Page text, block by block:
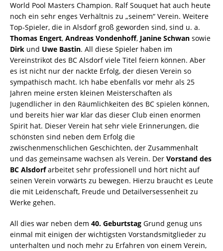
World Pool Masters Champion. Ralf Souquet hat auch heute
noch ein sehr enges Verhältnis zu „seinem“ Verein. Weitere
Top-Spieler, die in Alsdorf groß geworden sind, sind u. a.
Thomas Engert, Andreas Vondenhoff, Janine Schwan sowie
Dirk und Uwe Bastin. All diese Spieler haben im
Vereinstrikot des BC Alsdorf viele Titel feiern können. Aber
es ist nicht nur der nackte Erfolg, der diesen Verein so
sympathisch macht. Ich habe ebenfalls vor mehr als 25
Jahren meine ersten kleinen Meisterschaften als
Jugendlicher in den Räumlichkeiten des BC spielen können,
und bereits hier war klar das dieser Club einen enormen
Spirit hat. Dieser Verein hat sehr viele Erinnerungen, die
schönsten sind neben dem Erfolg die
zwischenmenschlichen Geschichten, der Zusammenhalt
und das gemeinsame wachsen als Verein. Der Vorstand des
BC Alsdorfarbeitet sehr professionell und hört nicht auf
seinen Verein vorwärts zu bewegen. Hierzu braucht es Leute
die mit Leidenschaft, Freude und Detailversessenheit zu
Werke gehen.
All dies war neben dem 40. Geburtstag Grund genug uns
einmal mit einigen der wichtigsten Vorstandsmitglieder zu
unterhalten und noch mehr zu Erfahren von einem Verein,